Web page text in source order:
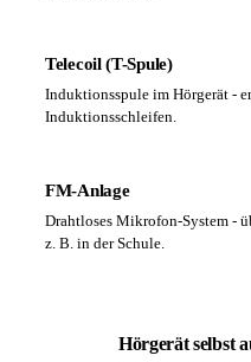
Telecoil (T-Spule)
Induktionsspule im Hörgerät -
Induktionsschleifen.
FM-Anlage
Drahtloses Mikrofon-System -
z. B. in der Schule.
Hörgerät selbst